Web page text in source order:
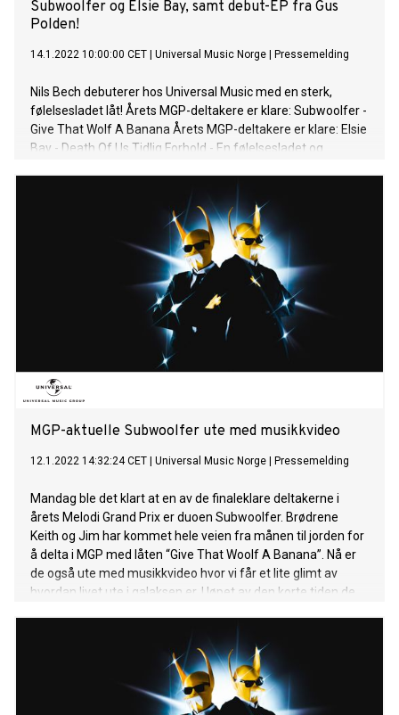
Subwoolfer og Elsie Bay, samt debut-EP fra Gus
Polden!
14.1.2022 10:00:00 CET Universal Music Norge Pressemelding
Nils Bech debuterer hos Universal Music med en sterk,
følelsesladet låt! Årets MGP-deltakere er klare: Subwoolfer -
Give That Wolf A Banana Årets MGP-deltakere er klare: Elsie
Bay - Death Of Us Tidlig Forhold - En følelsesladet og
albumet The Boy Named If i dag på Emi Records. Plata
består av 13 sanger og er produsert av Sebastian Krys og
Elvis Costello. Albumets fulle tittel er The Boy Named If (And
Other Children’s Stories) og er en hyllest til barndom og
uskyld og reisen frem til det øyeblikket du får beskjed om å
slutte å oppføre deg som et barn "som kan være når som
helst de neste 50 årene", ifølge Costello. Amerikanske Sofia
Carson hyller kvinner verden over med låten LOUD: “LOUD is
meant for all of those young women and women worldwide
who are now louder than ever and who are the voices of
change and this song is inspired by and for them” PJ Harvey,
slapp i 2016 albumet The Hope Six Demolition Project.
MGP-aktuelle Subwoolfer ute med musikkvideo
12.1.2022 14:32:24 CET Universal Music Norge Pressemelding
Mandag ble det klart at en av de finaleklare deltakerne i
årets Melodi Grand Prix er duoen Subwoolfer. Brødrene
Keith og Jim har kommet hele veien fra månen til jorden for
å delta i MGP med låten “Give That Woolf A Banana”. Nå er
de også ute med musikkvideo hvor vi får et lite glimt av
hvordan livet ute i galaksen er. I løpet av den korte tiden de
komme seg på TikTok. Her kan du lære deg dansen, The
Yum Yum, fra musikkvideoen og danse sammen med en av
de to brødrene. Hør låten her. Se musikkvideoen her. For 4,5
milliarder år siden ble galaksens største band «Subwoolfer»
til. Bosatt på månen har brødrene Keith og Jim siden den tid